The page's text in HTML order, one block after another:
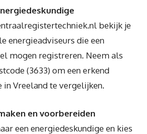
bekijk je
energieadviseurs die een
mogen registreren. Neem als
(3633) om een erkend
in Vreeland te vergelijken.
en voorbereiden
een energiedeskundige en kies